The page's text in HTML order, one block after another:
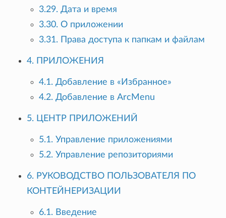
3.29. Дата и время
3.30. О приложении
3.31. Права доступа к папкам и файлам
4. ПРИЛОЖЕНИЯ
4.1. Добавление в «Избранное»
4.2. Добавление в ArcMenu
5. ЦЕНТР ПРИЛОЖЕНИЙ
5.1. Управление приложениями
5.2. Управление репозиториями
6. РУКОВОДСТВО ПОЛЬЗОВАТЕЛЯ ПО
КОНТЕЙНЕРИЗАЦИИ
6.1. Введение